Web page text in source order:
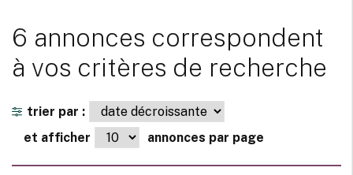
6 annonces correspondent
à vos critères de recherche
trier par :
et afficher
annonces par page